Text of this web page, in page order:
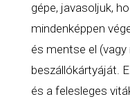
gépe, javasoljuk,
mindenképpen
és mentse el
beszállókártyáját.
és a felesleges